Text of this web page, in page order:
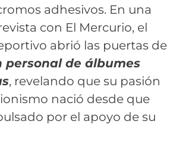
adhesivos. En una
con El Mercurio, el
abrió las puertas de
personal de álbumes
, revelando que su pasión
nació desde que
por el apoyo de su